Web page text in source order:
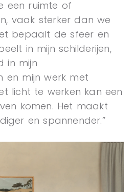
een ruimte of
vaak sterker dan we
bepaalt de sfeer en
in mijn schilderijen,
in mijn
en mijn werk met
licht te werken kan een
komen. Het maakt
en spannender.”